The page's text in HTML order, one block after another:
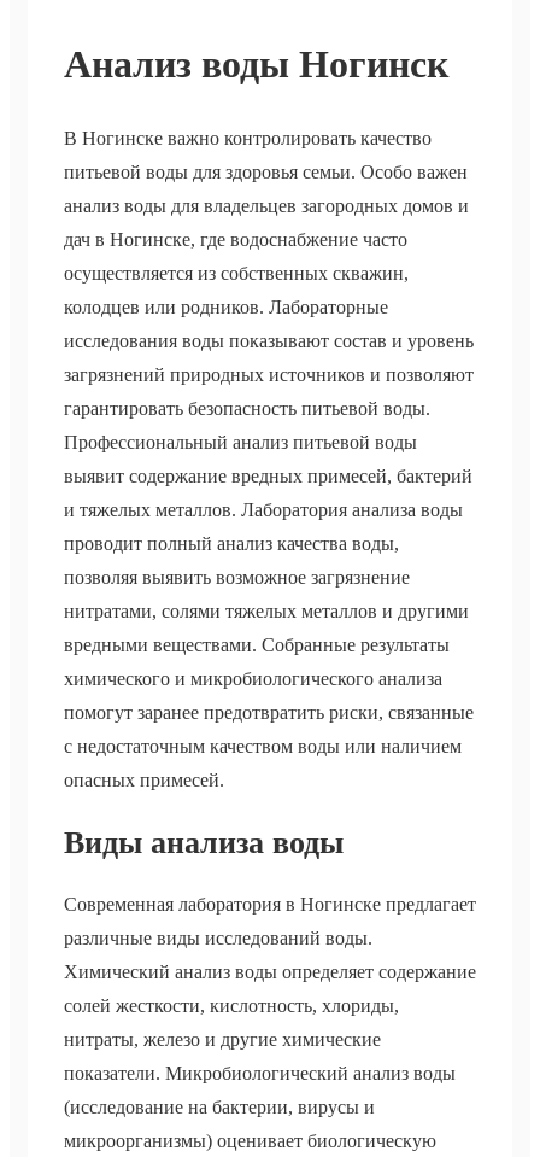
Анализ воды Ногинск
В Ногинске важно контролировать качество
питьевой воды для здоровья семьи. Особо важен
анализ воды для владельцев загородных домов и
дач в Ногинске, где водоснабжение часто
осуществляется из собственных скважин,
колодцев или родников. Лабораторные
исследования воды показывают состав и уровень
загрязнений природных источников и позволяют
гарантировать безопасность питьевой воды.
Профессиональный анализ питьевой воды
выявит содержание вредных примесей, бактерий
и тяжелых металлов. Лаборатория анализа воды
проводит полный анализ качества воды,
позволяя выявить возможное загрязнение
нитратами, солями тяжелых металлов и другими
вредными веществами. Собранные результаты
химического и микробиологического анализа
помогут заранее предотвратить риски, связанные
с недостаточным качеством воды или наличием
опасных примесей.
Виды анализа воды
Современная лаборатория в Ногинске предлагает
различные виды исследований воды.
Химический анализ воды определяет содержание
солей жесткости, кислотность, хлориды,
нитраты, железо и другие химические
показатели. Микробиологический анализ воды
(исследование на бактерии, вирусы и
микроорганизмы) оценивает биологическую